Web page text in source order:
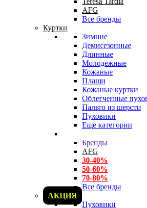
AFG
Все бренды
Куртки
Зимние
Демисезонные
Длинные
Молодежные
Кожаные
Плащи
Кожаные куртки
Облегченные
Пальто из шерсти
Пуховики
Еще категории
Бренды
AFG
30-40%
50-60%
70-80%
Все бренды
АКЦИЯ
Пуховики